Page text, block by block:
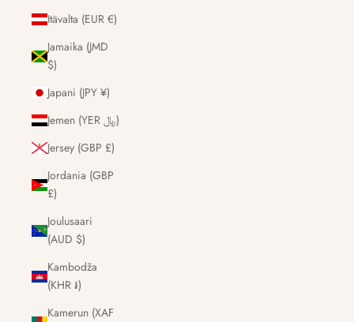
Itävalta (EUR €)
Jamaika (JMD
$)
Japani (JPY ¥)
Jemen (YER ﷼)
Jersey (GBP £)
Jordania (GBP
£)
Joulusaari
(AUD $)
Kambodža
(KHR ៛)
Kamerun (XAF